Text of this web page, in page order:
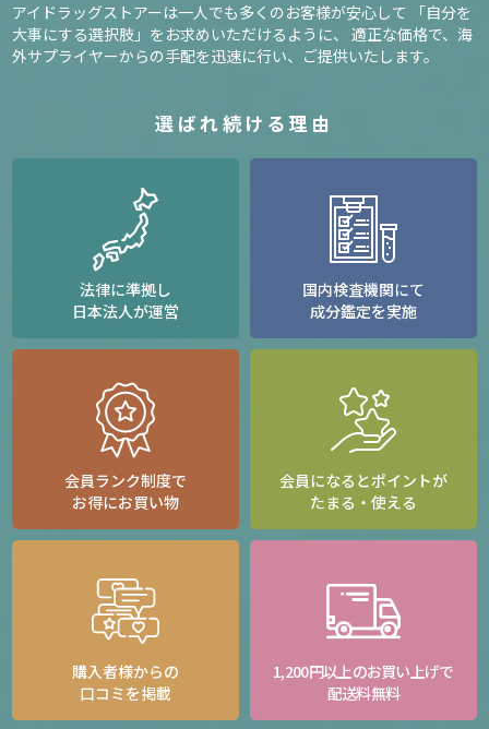
アイドラッグストアーは一人でも多くのお客様が安心して
「自分を
大事にする選択肢」をお求めいただけるように、 適正な価格で、海
外サプライヤーからの手配を迅速に行い、ご提供いたします。
選ばれ続ける理由
法律に準拠し
日本法人が運営
国内検査機関にて
成分鑑定を実施
会員ランク制度で
お得にお買い物
会員になるとポイントが
たまる・使える
購入者様からの
口コミを掲載
1,200円以上のお買い上げで
配送料無料